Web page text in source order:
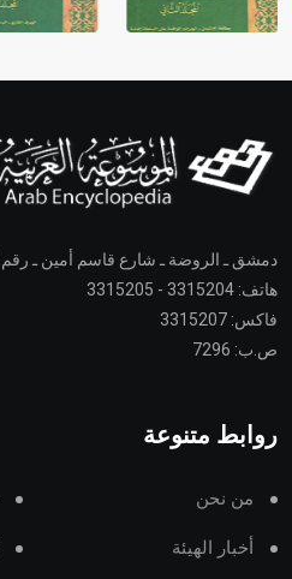
دمشق ـ الروضة ـ شارع قاسم أمين ـ رقم 39
هاتف: 3315204 - 3315205
فاكس: 3315207
ص.ب: 7296
روابط متنوعة
من نحن
أخبار الهيئة